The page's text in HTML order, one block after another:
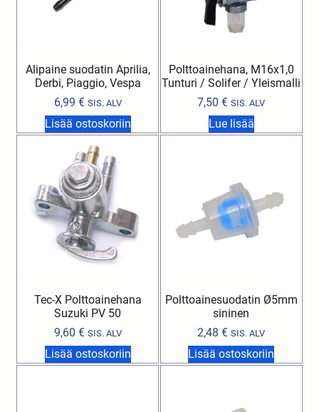
Alipaine suodatin Aprilia,
Derbi, Piaggio, Vespa
6,99 € SIS. ALV
Lisää ostoskoriin
Polttoainehana, M16x1,0
Tunturi / Solifer / Yleismalli
7,50€ SIS. ALV
Lue lisää
Tec-X Polttoainehana
Suzuki PV 50
9,60 € SIS. ALV
Lisää ostoskoriin
Polttoainesuodatin Ø5mm
sininen
2,48€ SIS. ALV
Lisää ostoskoriin